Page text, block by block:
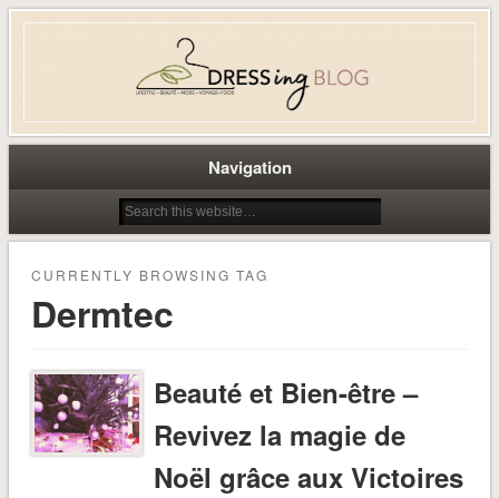
Dress-ing – Blog lifestyle beauté
mode à Caen
Navigation
CURRENTLY BROWSING TAG
Dermtec
Beauté et Bien-être –
Revivez la magie de
Noël grâce aux Victoires